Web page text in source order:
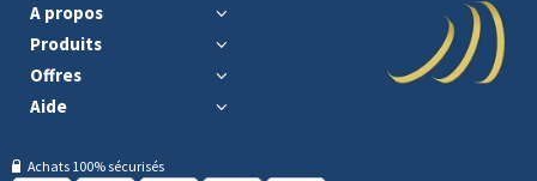
A propos
Produits
Offres
Aide
Achats 100% sécurisés